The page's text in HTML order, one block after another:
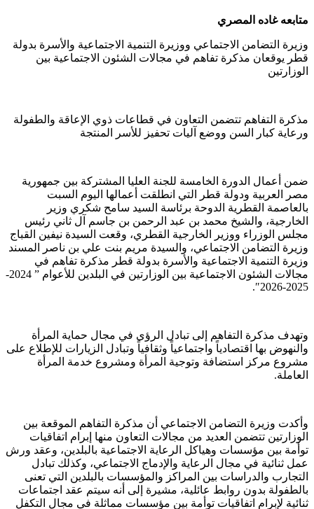
متابعه غاده المصري
وزيرة التضامن الاجتماعي ووزيرة التنمية الاجتماعية والأسرة بدولة
قطر يوقعان مذكرة تفاهم في مجالات الشئون الاجتماعية بين
الوزارتين
مذكرة التفاهم تتضمن التعاون في قطاعات ذوي الإعاقة والطفولة
ورعاية كبار السن ووضع آليات تحفيز للأسر المنتجة
ضمن أعمال الدورة الخامسة للجنة العليا المشتركة بين جمهورية
مصر العربية ودولة قطر التي انطلقت أعمالها اليوم السبت
بالعاصمة القطرية الدوحة برئاسة السيد سامح شكري وزير
الخارجية، والشيخ محمد بن عبد الرحمن بن جاسم آل ثاني رئيس
مجلس الوزراء ووزير الخارجية القطري، وقعت السيدة نيفين القباج
وزيرة التضامن الاجتماعي، والسيدة مريم بنت علي بن ناصر المسند
وزيرة التنمية الاجتماعية والأسرة بدولة قطر مذكرة تفاهم في
مجالات الشئون الاجتماعية بين الوزارتين في البلدين للأعوام ” 2024-
2025-2026″.
وتهدف مذكرة التفاهم إلى تبادل الرؤى في مجال حماية المرأة
والنهوض بها اقتصادياً واجتماعياً وثقافياً وتبادل الزيارات للإطلاع على
مشروع مركز استضافة وتوجية المرأة ومشروع خدمة المرأة
العاملة.
وأكدت وزيرة التضامن الاجتماعي أن مذكرة التفاهم الموقعة بين
الوزارتين تتضمن العديد من مجالات التعاون منها إبرام اتفاقيات
توأمة بين مؤسسات وهياكل الرعاية الاجتماعية بالبلدين، وعقد ورش
عمل ثنائية في مجال الرعاية والإدماج الاجتماعي، وكذلك تبادل
التجارب والدراسات بين المراكز والمؤسسات بالبلدين التي تعنى
بالطفولة بدون روابط عائلية، مشيرة إلى أنه سيتم عقد اجتماعات
ثنائية لإبرام اتفاقيات توأمة بين مؤسسات مماثلة في مجال التكفل